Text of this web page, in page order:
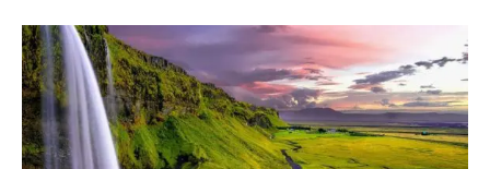
chemin que tu empruntes. Sir Arthur Conan Doyle Si cette
année vous avez promis à vous-mêmes de voyager plus, […]